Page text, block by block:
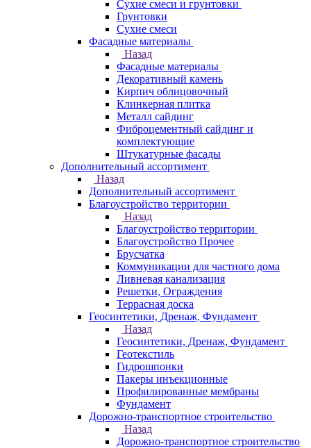
Сухие смеси и грунтовки
Грунтовки
Сухие смеси
Фасадные материалы
Назад
Фасадные материалы
Декоративный камень
Кирпич облицовочный
Клинкерная плитка
Металл сайдинг
Фиброцементный сайдинг и
комплектующие
Штукатурные фасады
Дополнительный ассортимент
Назад
Дополнительный ассортимент
Благоустройство территории
Назад
Благоустройство территории
Благоустройство Прочее
Брусчатка
Коммуникации для частного дома
Ливневая канализация
Решетки, Ограждения
Террасная доска
Геосинтетики, Дренаж, Фундамент
Назад
Геосинтетики, Дренаж, Фундамент
Геотекстиль
Гидрошпонки
Пакеры инъекционные
Профилированные мембраны
Фундамент
Дорожно-транспортное строительство
Назад
Дорожно-транспортное строительство